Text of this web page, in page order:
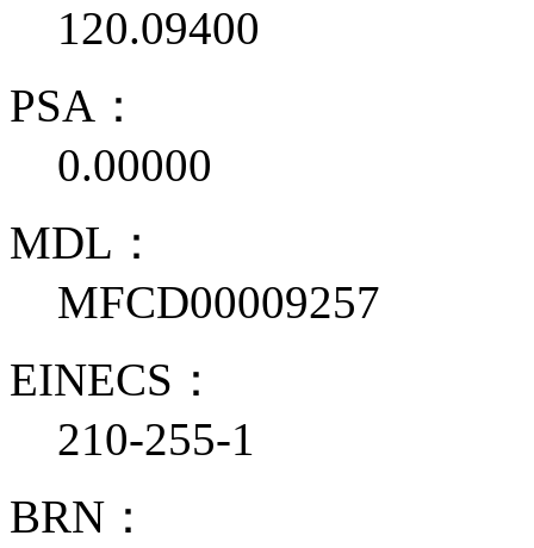
120.09400
PSA：
0.00000
MDL：
MFCD00009257
EINECS：
210-255-1
BRN：